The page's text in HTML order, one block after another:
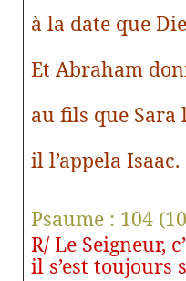
à la date que
Et Abraham
au fils que
il l’appela Isaac.
Psaume : 104
R/ Le Seigneur,
il s’est toujours